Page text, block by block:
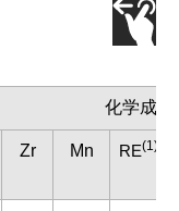
化学成分
Zr Mn RE(1)